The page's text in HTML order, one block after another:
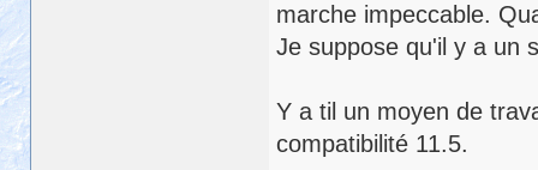
marche impeccable.
Je suppose qu'il y a un
Y a til un moyen de
compatibilité 11.5.